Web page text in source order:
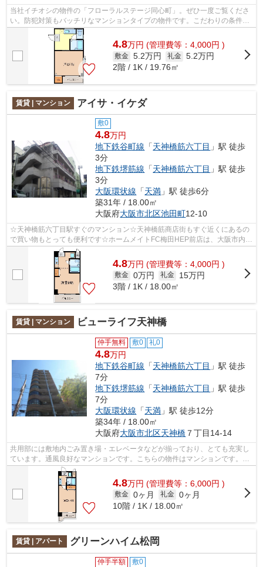
当社イチオシの物件の「フローラルステージ同心町」。ぜひ一度ご覧くださ
い。防犯対策もバッチリなマンションタイプの物件です。こだわりの条件と
して多い、駅徒歩8分の物件です。敷地...
4.8万円 (管理費等：4,000円 )
敷金 5.2万円 礼金 5.2万円
2階 / 1K / 19.76㎡
賃貸 | マンション アイサ・イケダ
敷0
4.8万円
地下鉄谷町線 「天神橋筋六丁目 」駅 徒歩
3分
地下鉄堺筋線 「天神橋筋六丁目 」駅 徒歩
3分
大阪環状線 「天満 」駅 徒歩6分
築31年 / 18.00㎡
大阪府大阪市北区池田町12-10
☆天神橋筋六丁目駅すぐのマンション☆天神橋筋商店街もすぐ近くにあるの
で買い物もとっても便利です☆ホームメイトFC梅田HEP前店は、大阪市内の
最新物件情報を網羅しております。地域密...
4.8万円 (管理費等：4,000円 )
敷金 0万円 礼金
15万円
3階 / 1K / 18.00㎡
賃貸 | マンション ビューライフ天神橋
仲手無料 敷0 礼0
4.8万円
地下鉄谷町線 「天神橋筋六丁目 」駅 徒歩
7分
地下鉄堺筋線 「天神橋筋六丁目 」駅 徒歩
7分
大阪環状線 「天満 」駅 徒歩12分
築34年 / 18.00㎡
大阪府大阪市北区天神橋 ７丁目14-14
共用部には敷地内ごみ置き場・エレベータなどが揃っており、とても充実し
ています。通風良好なマンションです。こちらの物件はマンションです。ア
クセスの良い徒歩7分の物件です。地上...
4.8万円 (管理費等：6,000円 )
敷金 0ヶ月 礼金 0ヶ月
10階 / 1K / 18.00㎡
賃貸 | アパート グリーンハイム松岡
仲手半額 敷0